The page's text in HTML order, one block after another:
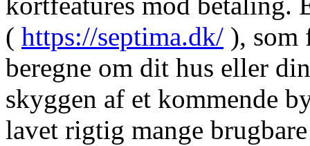
( https://septima.dk/ ), som
beregne om dit hus eller
skyggen af et kommende
lavet rigtig mange